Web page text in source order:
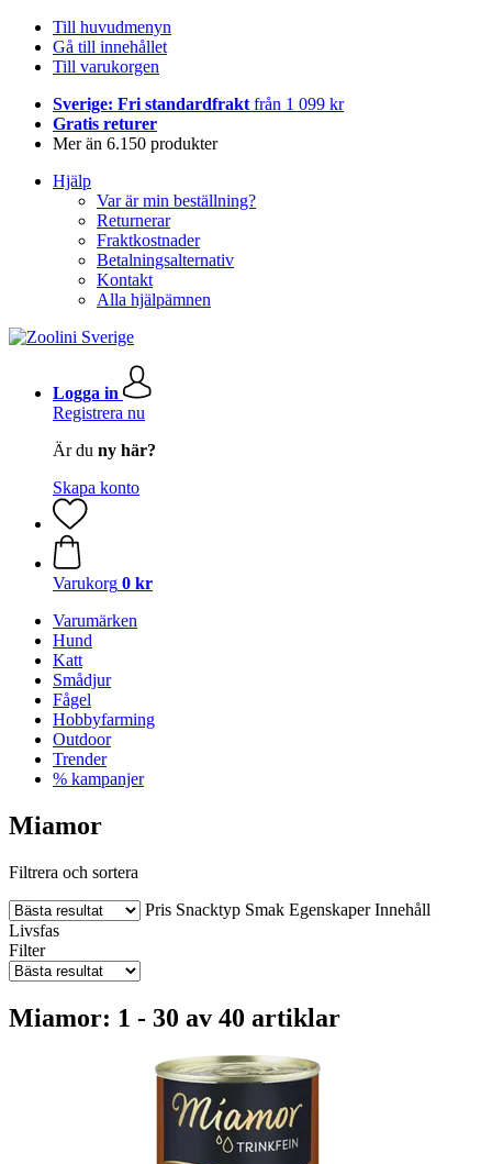
Till huvudmenyn
Gå till innehållet
Till varukorgen
Sverige: Fri standardfrakt från 1 099 kr
Gratis returer
Mer än 6.150 produkter
Hjälp
Var är min beställning?
Returnerar
Fraktkostnader
Betalningsalternativ
Kontakt
Alla hjälpämnen
Logga in
Registrera nu
Är du ny här?
Skapa konto
Varukorg 0 kr
Varumärken
Hund
Katt
Smådjur
Fågel
Hobbyfarming
Outdoor
Trender
% kampanjer
Miamor
Filtrera och sortera
Pris Snacktyp Smak Egenskaper Innehåll
Livsfas
Filter
Miamor: 1 - 30 av 40 artiklar